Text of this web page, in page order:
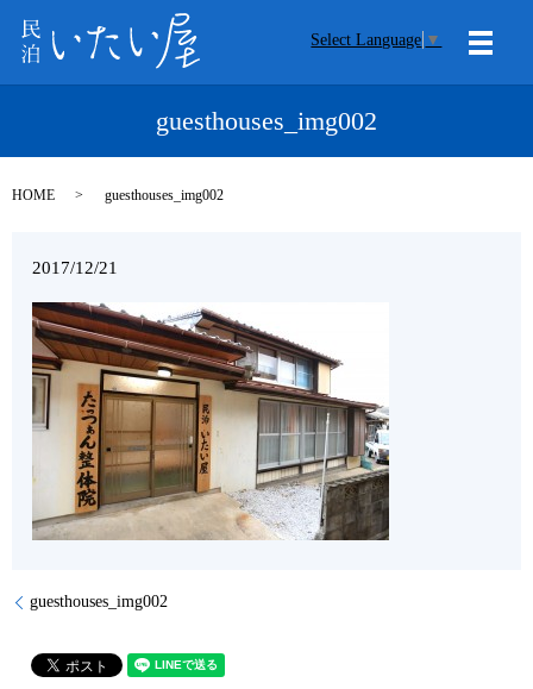
Select Language ▼
メニ
guesthouses_img002
HOME guesthouses_img002
2017/12/21
guesthouses_img002